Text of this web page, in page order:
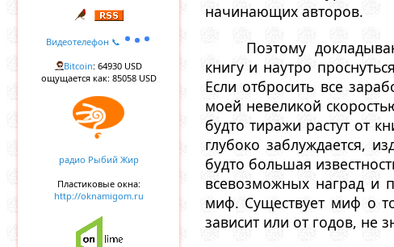
Видеотелефон 📞
Bitcoin: 64930 USD
ощущается как: 85058 USD
радио Рыбий Жир
Пластиковые окна:
http://oknamigom.ru
начинающих авторов.
Поэтому
книгу и наутро
Если отбросить все
моей невеликой
будто тиражи растут от
глубоко заблуждается,
будто большая
всевозможных наград и
миф. Существует миф о
зависит или от годов, не